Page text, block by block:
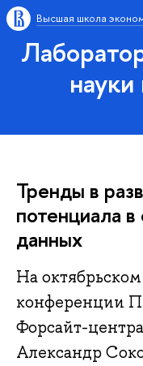
Высшая школа
Тренды в
потенциала
данных
На
конференции
Форсайт-
Александр